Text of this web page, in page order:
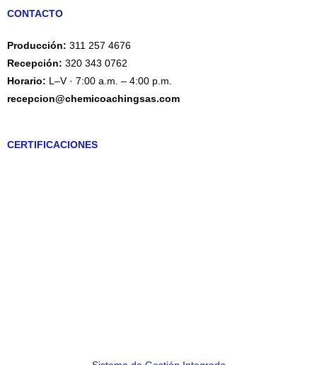
CONTACTO
Producción: 311 257 4676
Recepción: 320 343 0762
Horario: L–V · 7:00 a.m. – 4:00 p.m.
recepcion@chemicoachingsas.com
CERTIFICACIONES